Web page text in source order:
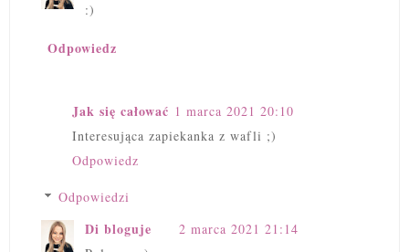
:)
Odpowiedz
Jak się całować 1 marca 2021 20:10
Interesująca zapiekanka z wafli ;)
Odpowiedz
Odpowiedzi
Di bloguje
2 marca 2021 21:14